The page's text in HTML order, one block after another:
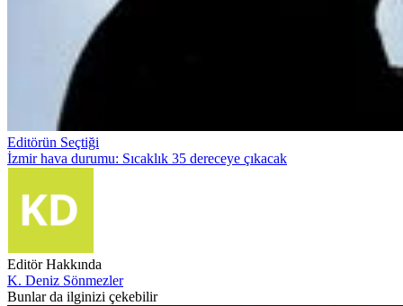
Editörün Seçtiği
İzmir hava durumu: Sıcaklık 35 dereceye çıkacak
Editör Hakkında
K. Deniz Sönmezler
Bunlar da ilginizi çekebilir